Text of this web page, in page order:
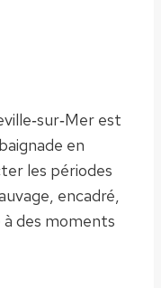
est
en
les périodes
encadré,
des moments